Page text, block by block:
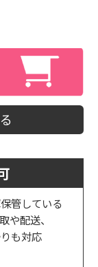
管している
や配送、
も対応